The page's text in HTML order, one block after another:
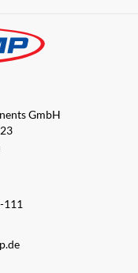
GmbH
111